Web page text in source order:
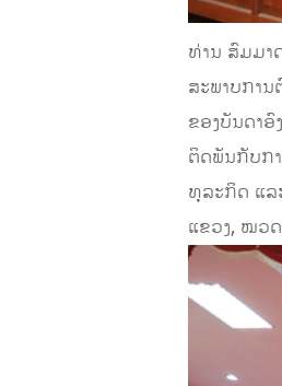
ທ່ານ ສົມມາ
ສະພາບກາ
ຂອງບັນດາ
ຕິດພັນກັບກ
ທຸລະກິດ ແລ
ແຂວງ, ໝວ